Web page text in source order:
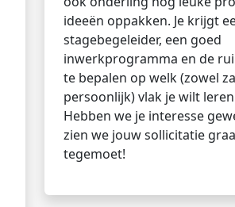
ideeën oppakken. Je krijgt
stagebegeleider, een goed
inwerkprogramma en de
te bepalen op welk (zowel
persoonlijk) vlak je wilt
Hebben we je interesse
zien we jouw sollicitatie
tegemoet!